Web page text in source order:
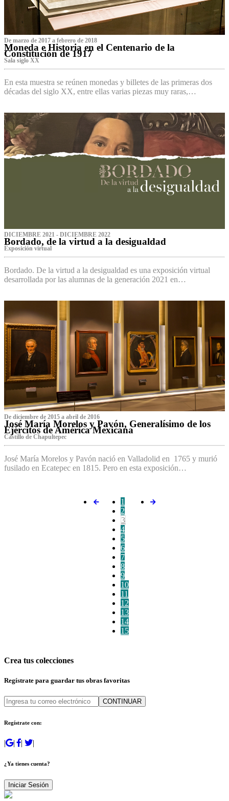
De marzo de 2017 a febrero de 2018
Moneda e Historia en el Centenario de la
Constitución de 1917
Sala siglo XX
En esta muestra se reúnen monedas y billetes de las primeras dos
décadas del siglo XX, entre ellas varias piezas muy raras,…
DICIEMBRE 2021 - DICIEMBRE 2022
Bordado, de la virtud a la desigualdad
Exposición virtual‌
Bordado. De la virtud a la desigualdad es una exposición virtual
desarrollada por las alumnas de la generación 2021 en…
De diciembre de 2015 a abril de 2016
José María Morelos y Pavón, Generalísimo de los
Ejércitos de América Mexicana
C‌astillo de Chapultepec
José María Morelos y Pavón nació en Valladolid en 1765 y murió
fusilado en Ecatepec en 1815. Pero en esta exposición…
1
2
3
4
5
6
7
8
9
10
11
12
13
14
15
Crea tus colecciones
Regístrate para guardar tus obras favoritas
CONTINUAR
Regístrate con:
| | | |
¿Ya tienes cuenta?
Iniciar Sesión